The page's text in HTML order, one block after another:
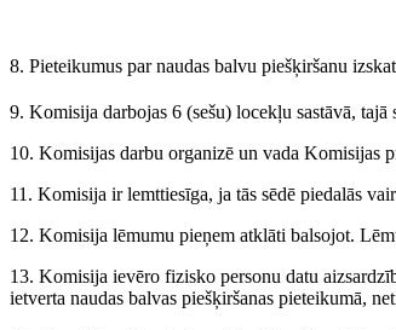
8. Pieteikumus par naudas balvu piešķiršanu
9. Komisija darbojas 6 (sešu) locekļu sastāvā,
10. Komisijas darbu organizē un vada Komisijas
11. Komisija ir lemttiesīga, ja tās sēdē piedalās
12. Komisija lēmumu pieņem atklāti balsojot.
13. Komisija ievēro fizisko personu datu
ietverta naudas balvas piešķiršanas pieteikumā,